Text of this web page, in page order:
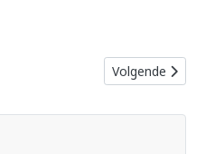
Volgende
Volgende